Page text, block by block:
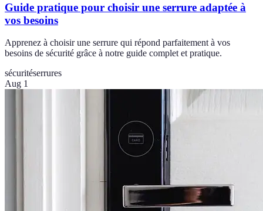
Guide pratique pour choisir une serrure adaptée à
vos besoins
Apprenez à choisir une serrure qui répond parfaitement à vos
besoins de sécurité grâce à notre guide complet et pratique.
sécuritéserrures
Aug 1